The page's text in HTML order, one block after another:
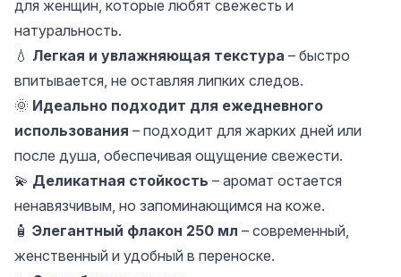
для женщин, которые любят свежесть и
натуральность.
💧 Легкая и увлажняющая текстура – быстро
впитывается, не оставляя липких следов.
🌞 Идеально подходит для ежедневного
использования – подходит для жарких дней или
после душа, обеспечивая ощущение свежести.
💫 Деликатная стойкость – аромат остается
ненавязчивым, но запоминающимся на коже.
🧴 Элегантный флакон 250 мл – современный,
женственный и удобный в переноске.